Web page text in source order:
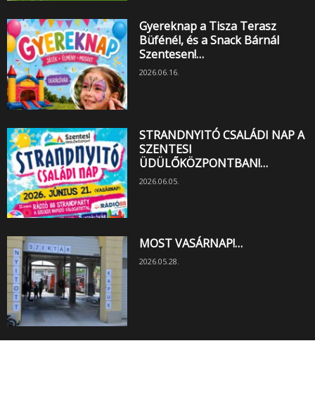
Gyereknap a Tisza Terasz
Büfénél, és a Snack Bárnál
Szentesen!…
2026.06.16.
STRANDNYITÓ CSALÁDI NAP A
SZENTESI
ÜDÜLŐKÖZPONTBAN!…
2026.06.05.
MOST VASÁRNAP!…
2026.05.28.